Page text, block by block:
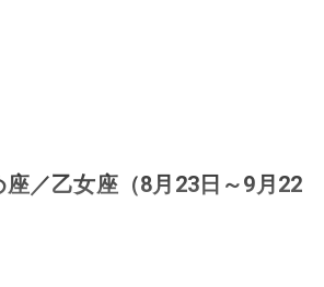
座／乙女座（8月23日～9月22